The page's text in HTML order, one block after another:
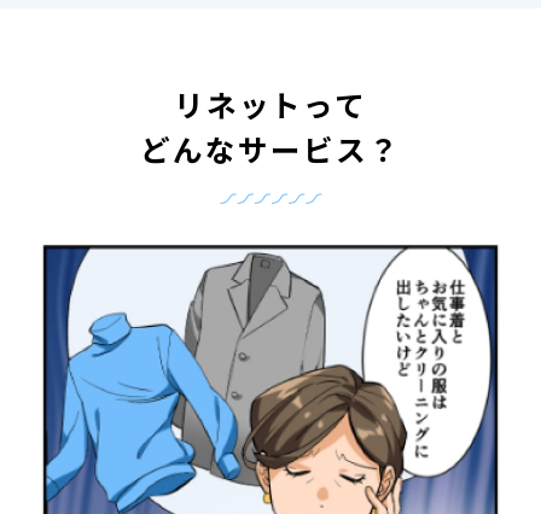
リネットって
どんなサービス？